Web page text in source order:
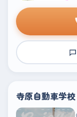
寺原自動車学校